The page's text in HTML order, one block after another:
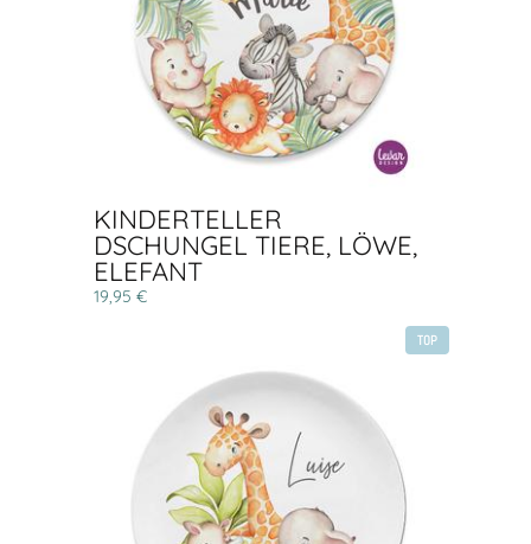
KINDERTELLER
DSCHUNGEL TIERE, LÖWE,
ELEFANT
19,95 €
TOP